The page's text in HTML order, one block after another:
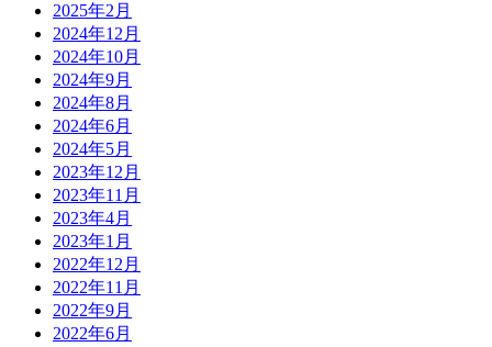
2025年2月
2024年12月
2024年10月
2024年9月
2024年8月
2024年6月
2024年5月
2023年12月
2023年11月
2023年4月
2023年1月
2022年12月
2022年11月
2022年9月
2022年6月